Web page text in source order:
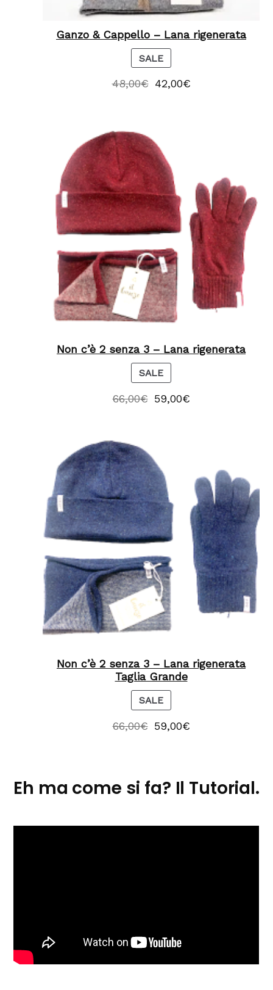
Ganzo & Cappello – Lana rigenerata
SALEP
R
O
O
N
A
L
E
48,00€ 42,00€
Non c’è 2 senza 3 – Lana rigenerata
SALEP
R
O
O
N
S
A
L
E
66,00€ 59,00€
Non c’è 2 senza 3 – Lana rigenerata
Taglia Grande
SALEP
R
O
T
O
S
66,00€ 59,00€
Eh ma come si fa? Il Tutorial.